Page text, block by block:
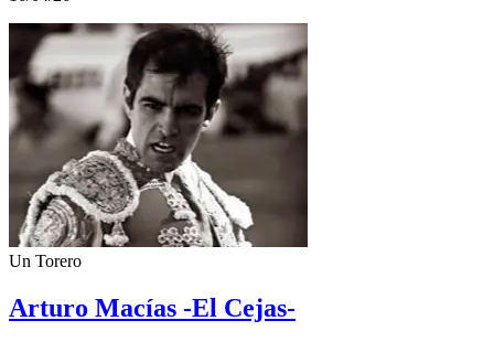
Un Torero
Arturo Macías -El Cejas-